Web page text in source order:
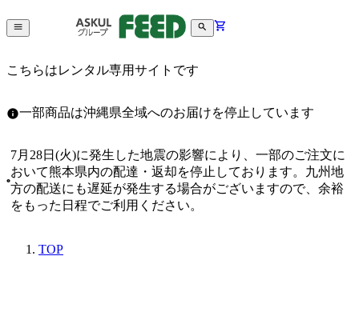
こちらはレンタル専用サイトです
一部商品は沖縄県全域へのお届けを停止しています
7月28日(火)に発生した地震の影響により、一部のご注文に
おいて熊本県内の配達・返却を停止しております。九州地
方の配送にも遅延が発生する場合がございますので、余裕
をもった日程でご利用ください。
TOP